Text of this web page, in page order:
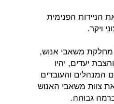
הניידות הפנימית
ויקר.
מחלקת משאבי אנוש,
יעדים, יהיו
המנהלים והעובדים
צוות משאבי האנוש
גבוהה.